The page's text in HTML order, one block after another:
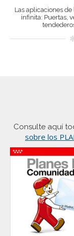
Las aplicaciones
infinita: Puertas,
Consulte aquí
sobre los